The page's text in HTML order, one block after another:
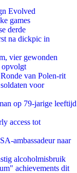
Evolved
games
derde
na dickpic in
vier gewonden
opvolgt
van Polen-rit
voor
op 79-jarige leeftijd
access tot
ambassadeur naar
alcoholmisbruik
achievements dit